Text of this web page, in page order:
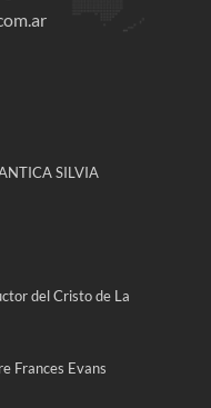
SILVIA
del Cristo de La
Frances Evans